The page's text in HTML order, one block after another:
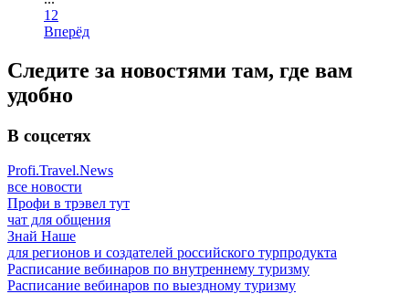
12
Вперёд
Следите за новостями там, где вам
удобно
В соцсетях
Profi.Travel.News
все новости
Профи в трэвел тут
чат для общения
Знай Наше
для регионов и создателей российского турпродукта
Расписание вебинаров по внутреннему туризму
Расписание вебинаров по выездному туризму